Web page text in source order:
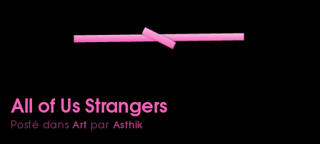
All of Us Strangers
Posté dansArt par Asthik